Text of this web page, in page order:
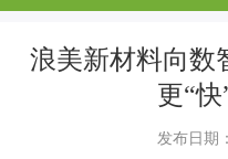
浪美新材料向数
更“快
发布日期